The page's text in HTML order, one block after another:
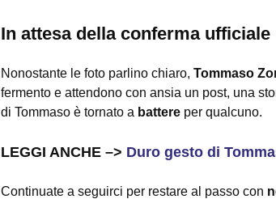
In attesa della conferma ufficiale
Nonostante le foto parlino chiaro, Tommaso
fermento e attendono con ansia un post, una
di Tommaso è tornato a battere per qualcuno.
LEGGI ANCHE –> Duro gesto di
Continuate a seguirci per restare al passo con